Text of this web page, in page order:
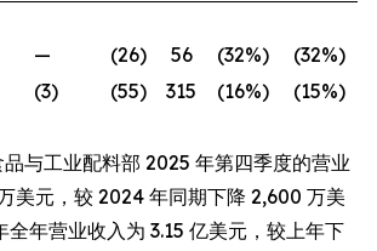
— (26) 56 (32%) (32%)
(3) (55) 315 (16%) (15%)
与工业配料部 2025 年第四季度的营业
美元，较 2024 年同期下降 2,600 万美
全年营业收入为 3.15 亿美元，较上年下